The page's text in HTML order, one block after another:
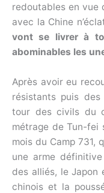
redoutables en vue
avec la Chine
vont se livrer à
abominables les
Après avoir eu
résistants puis
tour des civils du
métrage de Tun-fei
mois du Camp 731,
une arme
des alliés, le
chinois et la